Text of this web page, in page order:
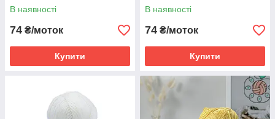
В наявності
74 ₴/моток
Купити
В наявності
74 ₴/моток
Купити